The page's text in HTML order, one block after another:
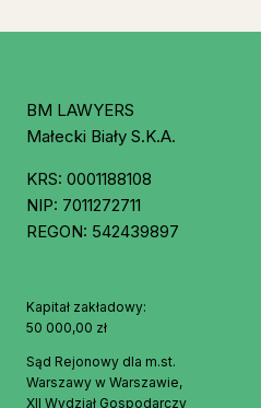
BM LAWYERS
Małecki Biały S.K.A.
KRS: 0001188108
NIP: 7011272711
REGON: 542439897
Kapitał zakładowy:
50 000,00 zł
Sąd Rejonowy dla m.st.
Warszawy w Warszawie,
XII Wydział Gospodarczy